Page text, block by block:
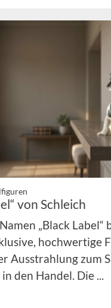
von Schleich
„Black Label“
hochwertige
Ausstrahlung zum
den Handel. Die ...